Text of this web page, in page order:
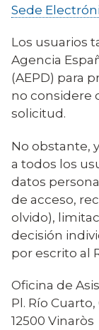
Sede
Los usuarios
Agencia
(AEPD) para
no considere
solicitud.
No obstante,
a todos los
datos
de acceso,
olvido),
decisión
por escrito al
Oficina de
Pl. Río Cuarto,
12500 Vinaròs